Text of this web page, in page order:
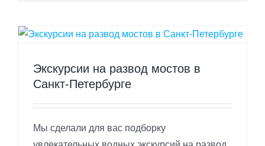
Экскурсии на развод мостов в
Санкт-Петербурге
Мы сделали для вас подборку